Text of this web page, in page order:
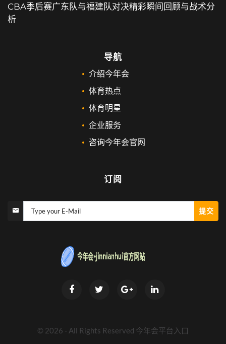
CBA季后赛广东队与福建队对决精彩瞬间回顾与战术分
析
导航
介绍今年会
体育热点
体育明星
企业服务
咨询今年会官网
订阅
Type your E-Mail 提交
© 2026 - All Rights Reserved 今年会平台入口